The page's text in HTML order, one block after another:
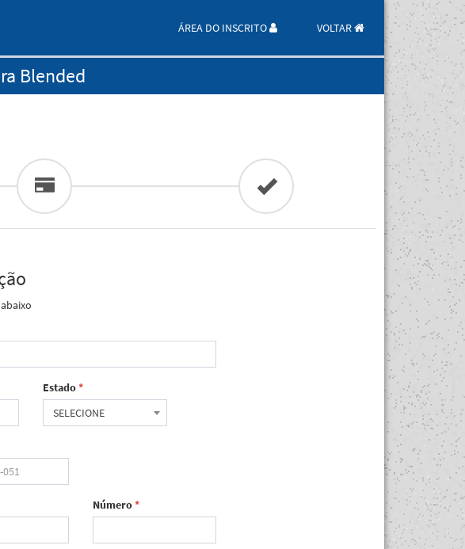
ÁREA DO INSCRITO VOLTAR
Blended
Estado*
SELECIONE
Número*